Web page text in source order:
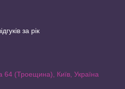
за рік
64 (Троещина), Київ, Україна